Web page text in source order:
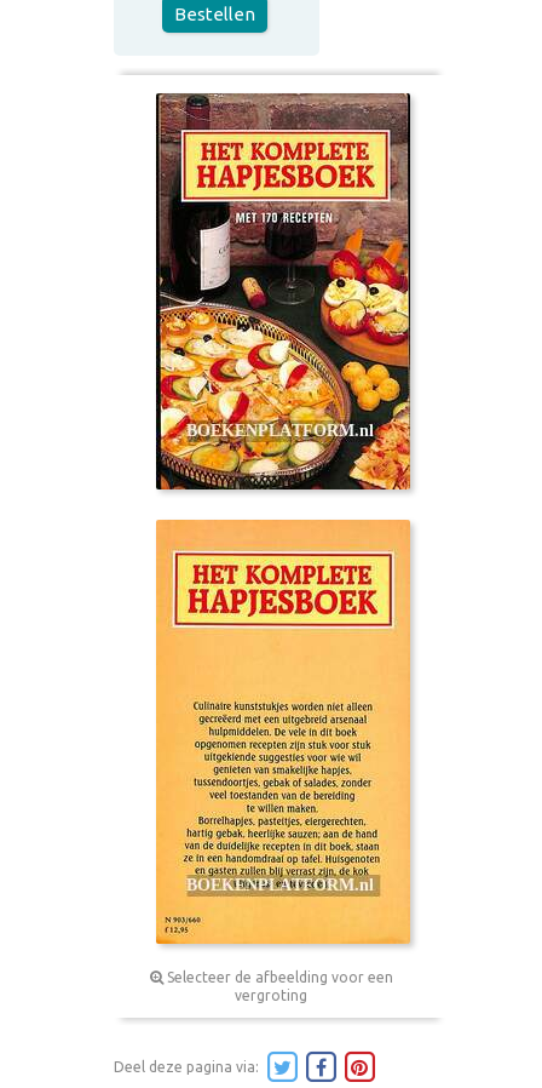
Bestellen
Selecteer de afbeelding voor een
vergroting
Deel deze pagina via: